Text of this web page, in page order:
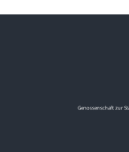
Genossenschaft zur